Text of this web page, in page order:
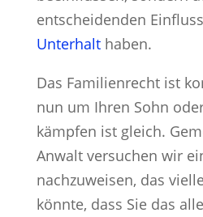
entscheidenden
Unterhalthaben.
Das Familienrecht ist
nun um Ihren Sohn
kämpfen ist gleich.
Anwalt versuchen wir
nachzuweisen, das
könnte, dass Sie das